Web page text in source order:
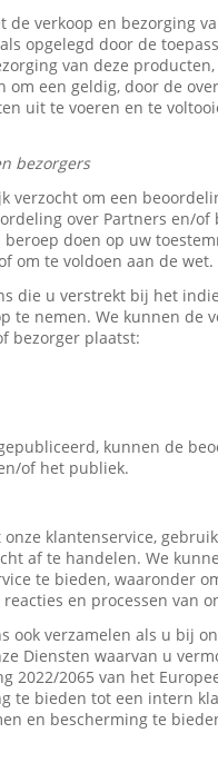
de verkoop en bezorging
opgelegd door de
van deze
om een geldig, door de
uit te voeren en te
bezorgers
verzocht om een
over Partners en/
doen op uw
om te voldoen aan de wet.
die u verstrekt bij het
te nemen. We kunnen de
bezorger plaatst:
kunnen de
of het publiek.
klantenservice,
af te handelen. We
te bieden, waaronder
en processen van
ook verzamelen als u bij
Diensten waarvan u
2065 van het
te bieden tot een intern
en bescherming te